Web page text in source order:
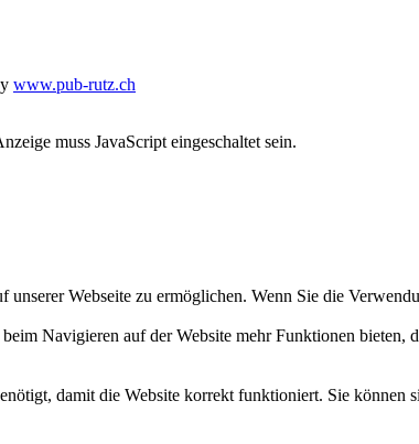
www.pub-rutz.ch
muss JavaScript eingeschaltet sein.
unserer Webseite zu ermöglichen. Wenn Sie die
Navigieren auf der Website mehr Funktionen bieten,
damit die Website korrekt funktioniert. Sie können